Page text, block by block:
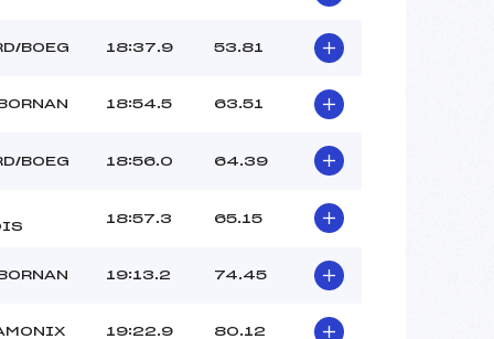
BOEG 18:37.9 53.81
18:54.5 63.51
BOEG 18:56.0 64.39
18:57.3 65.15
19:13.2 74.45
19:22.9 80.12